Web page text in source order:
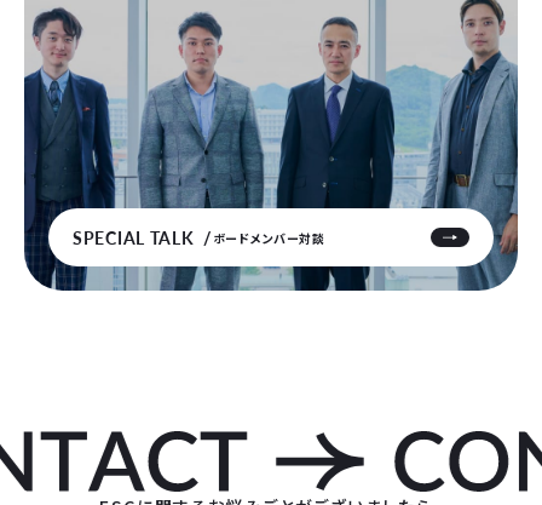
SPECIAL TALK ボードメンバー対談